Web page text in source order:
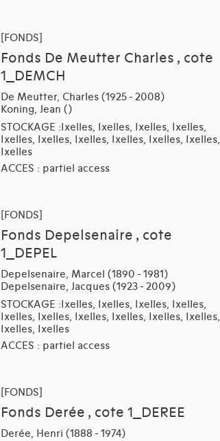
[FONDS]
Fonds De Meutter Charles , cote
1_DEMCH
De Meutter, Charles (1925 - 2008)
Koning, Jean ()
STOCKAGE :Ixelles, Ixelles, Ixelles, Ixelles,
Ixelles, Ixelles, Ixelles, Ixelles, Ixelles, Ixelles,
Ixelles
ACCES : partiel access
[FONDS]
Fonds Depelsenaire , cote
1_DEPEL
Depelsenaire, Marcel (1890 - 1981)
Depelsenaire, Jacques (1923 - 2009)
STOCKAGE :Ixelles, Ixelles, Ixelles, Ixelles,
Ixelles, Ixelles, Ixelles, Ixelles, Ixelles, Ixelles,
Ixelles, Ixelles
ACCES : partiel access
[FONDS]
Fonds Derée , cote 1_DEREE
Derée, Henri (1888 - 1974)